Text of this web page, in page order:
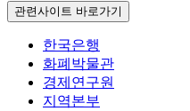
관련사이트 바로가기
한국은행
화폐박물관
경제연구원
지역본부